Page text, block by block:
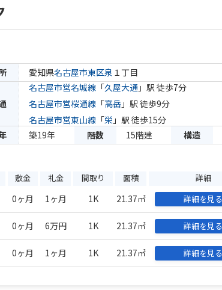
愛知県名古屋市東区泉 １丁目
名古屋市営名城線 「久屋大通 」駅 徒歩7分
名古屋市営桜通線 「高岳 」駅 徒歩9分
名古屋市営東山線 「栄 」駅 徒歩15分
築19年 階数 15階建 構造
敷金 礼金 間取り 面積 詳細
0ヶ月 1ヶ月 1K 21.37㎡ 詳細を見る
0ヶ月 6万円 1K 21.37㎡ 詳細を見る
0ヶ月 1ヶ月 1K 21.37㎡ 詳細を見る